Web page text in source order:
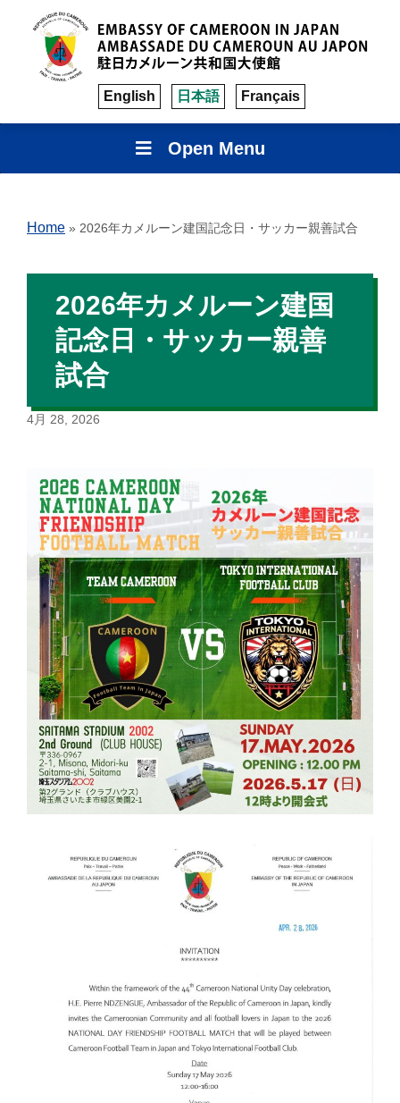
English 日本語 Français
Open Menu
Home » 2026年カメルーン建国記念日・サッカー親善試合
2026年カメルーン建国
記念日・サッカー親善
試合
4月 28, 2026